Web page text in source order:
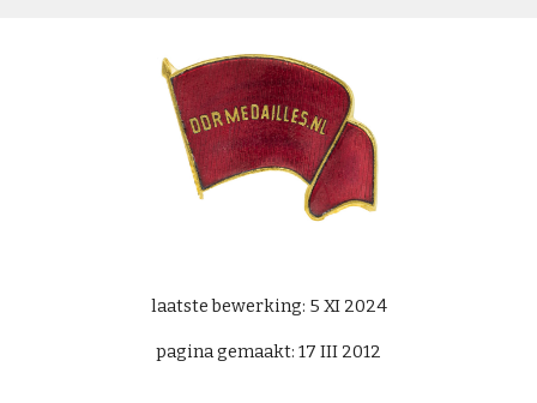
laatste bewerking: 5 XI 2024
pagina gemaakt: 17 III 2012